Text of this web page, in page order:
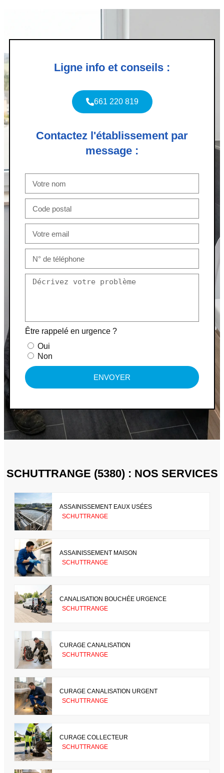
Ligne info et conseils :
661 220 819
Contactez l'établissement par
message :
Être rappelé en urgence ?
Oui
Non
ENVOYER
SCHUTTRANGE (5380) : NOS SERVICES
ASSAINISSEMENT EAUX USÉES
SCHUTTRANGE
ASSAINISSEMENT MAISON
SCHUTTRANGE
CANALISATION BOUCHÉE URGENCE
SCHUTTRANGE
CURAGE CANALISATION
SCHUTTRANGE
CURAGE CANALISATION URGENT
SCHUTTRANGE
CURAGE COLLECTEUR
SCHUTTRANGE